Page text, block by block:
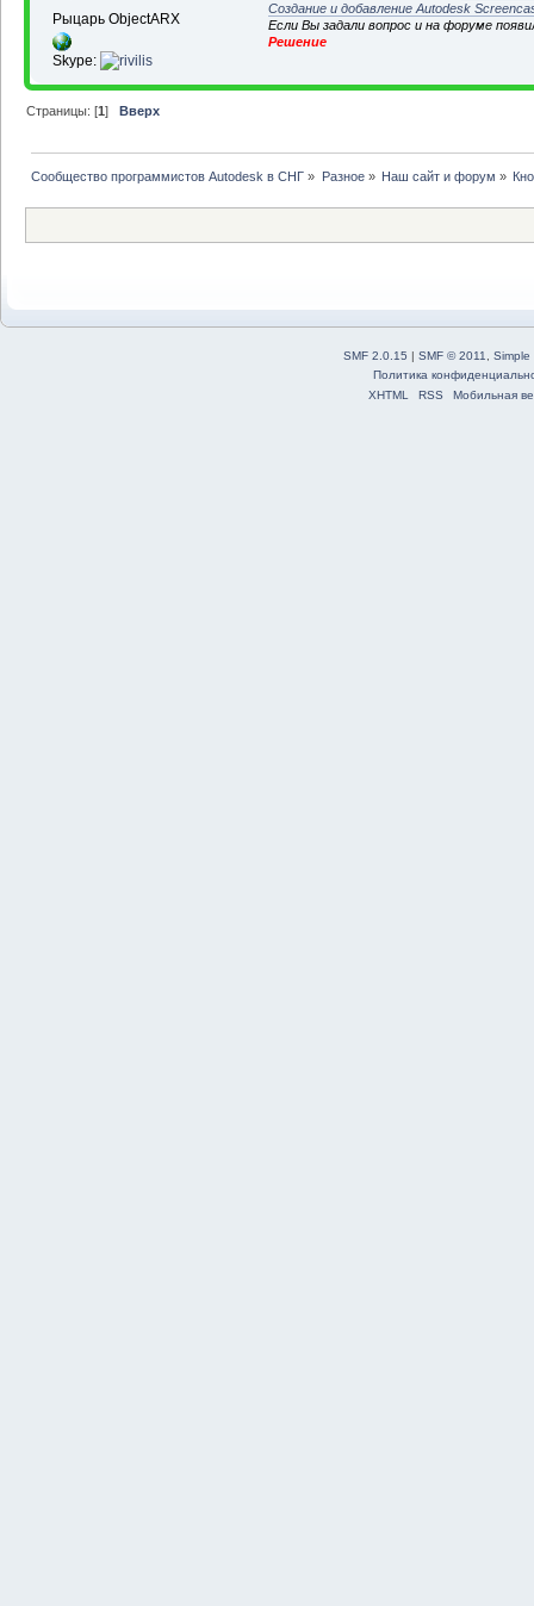
Рыцарь ObjectARX
Skype:
Создание и добавление Autodesk
Если Вы задали вопрос и на форуме
Решение
Страницы: [1] Вверх
Сообщество программистов Autodesk в СНГ » Разное» Наш сайт и форум »
SMF 2.0.15 | SMF © 2011, Simple
Политика
XHTML
RSS Мобильная